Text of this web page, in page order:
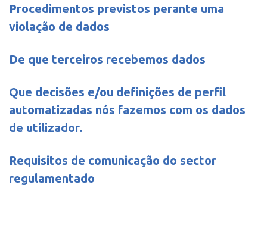
Procedimentos previstos perante uma
violação de dados
De que terceiros recebemos dados
Que decisões e/ou definições de perfil
automatizadas nós fazemos com os dados
de utilizador.
Requisitos de comunicação do sector
regulamentado